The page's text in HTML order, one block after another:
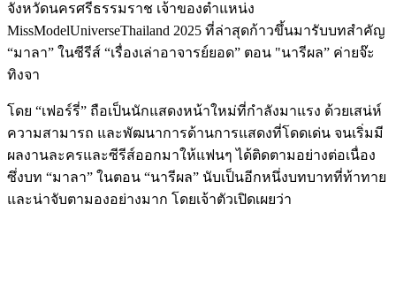
จังหวัดนครศรีธรรมราช เจ้าของตำแหน่ง
MissModelUniverseThailand 2025 ที่ล่าสุดก้าวขึ้นมารับบทสำคัญ
“มาลา” ในซีรีส์ “เรื่องเล่าอาจารย์ยอด” ตอน "นารีผล” ค่ายจ๊ะ
ทิงจา
โดย “เฟอร์รี่” ถือเป็นนักแสดงหน้าใหม่ที่กำลังมาแรง ด้วยเสน่ห์
ความสามารถ และพัฒนาการด้านการแสดงที่โดดเด่น จนเริ่มมี
ผลงานละครและซีรีส์ออกมาให้แฟนๆ ได้ติดตามอย่างต่อเนื่อง
ซึ่งบท “มาลา” ในตอน “นารีผล” นับเป็นอีกหนึ่งบทบาทที่ท้าทาย
และน่าจับตามองอย่างมาก โดยเจ้าตัวเปิดเผยว่า